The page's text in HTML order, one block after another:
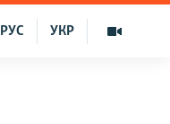
УКР
РУС